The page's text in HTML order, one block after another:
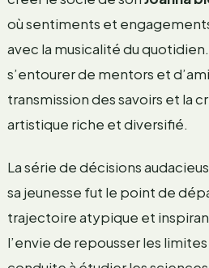
où sentiments et
avec la musicalité du
s’entourer de mentors et
transmission des savoirs et la
artistique riche et diversifié.
La série de décisions
sa jeunesse fut le point de
trajectoire atypique et
l’envie de repousser les